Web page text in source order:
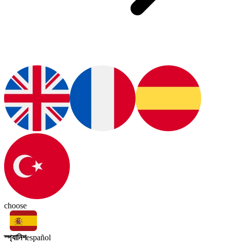
choose
স্প্যানিশespañol